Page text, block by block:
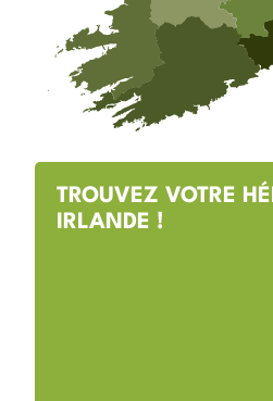
TROUVEZ VOTRE
IRLANDE !